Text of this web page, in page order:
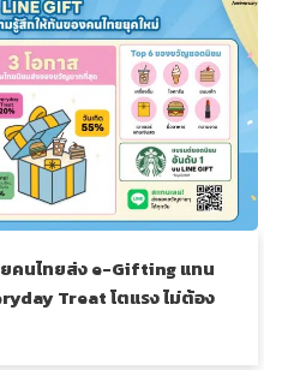
ยคนไทยส่ง e-Gifting แทน
Treat โตแรง ไม่ต้อง